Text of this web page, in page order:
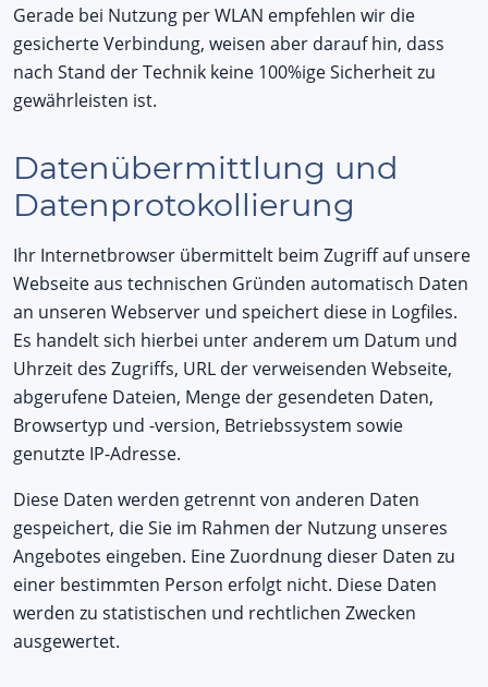
Gerade bei Nutzung per WLAN empfehlen wir die
gesicherte Verbindung, weisen aber darauf hin, dass
nach Stand der Technik keine 100%ige Sicherheit zu
gewährleisten ist.
Datenübermittlung und
Datenprotokollierung
Ihr Internetbrowser übermittelt beim Zugriff auf unsere
Webseite aus technischen Gründen automatisch Daten
an unseren Webserver und speichert diese in Logfiles.
Es handelt sich hierbei unter anderem um Datum und
Uhrzeit des Zugriffs, URL der verweisenden Webseite,
abgerufene Dateien, Menge der gesendeten Daten,
Browsertyp und -version, Betriebssystem sowie
genutzte IP-Adresse.
Diese Daten werden getrennt von anderen Daten
gespeichert, die Sie im Rahmen der Nutzung unseres
Angebotes eingeben. Eine Zuordnung dieser Daten zu
einer bestimmten Person erfolgt nicht. Diese Daten
werden zu statistischen und rechtlichen Zwecken
ausgewertet.